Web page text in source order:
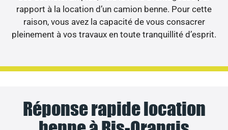
rapport à la location d’un camion benne. Pour cette
raison, vous avez la capacité de vous consacrer
pleinement à vos travaux en toute tranquillité d’esprit.
Réponse rapide location